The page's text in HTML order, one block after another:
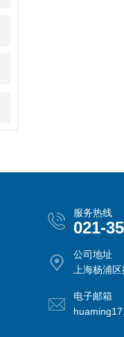
服务热线
021-
公司地址
上海杨浦
电子邮箱